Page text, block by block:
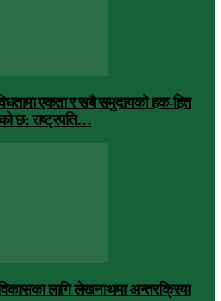
एकता र सबै समुदायको हक-हित
छ: राष्ट्रपति…
लागि लेखनाथमा अन्तरक्रिया